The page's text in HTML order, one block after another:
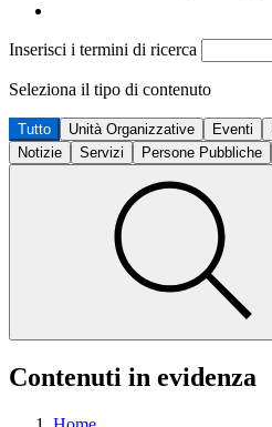
Inserisci i termini di ricerca
Seleziona il tipo di contenuto
Tutto Unità Organizzative Eventi
Notizie
Servizi Persone Pubbliche
Contenuti in evidenza